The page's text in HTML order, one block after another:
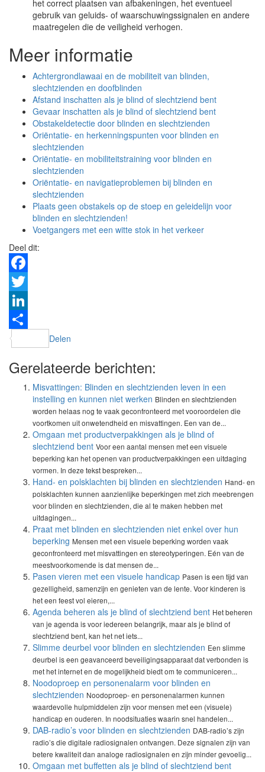
het correct plaatsen van afbakeningen, het eventueel
gebruik van geluids- of waarschuwingssignalen en andere
maatregelen die de veiligheid verhogen.
Meer informatie
Achtergrondlawaai en de mobiliteit van blinden,
slechtzienden en doofblinden
Afstand inschatten als je blind of slechtziend bent
Gevaar inschatten als je blind of slechtziend bent
Obstakeldetectie door blinden en slechtzienden
Oriëntatie- en herkenningspunten voor blinden en
slechtzienden
Oriëntatie- en mobiliteitstraining voor blinden en
slechtzienden
Oriëntatie- en navigatieproblemen bij blinden en
slechtzienden
Plaats geen obstakels op de stoep en geleidelijn voor
blinden en slechtzienden!
Voetgangers met een witte stok in het verkeer
Deel dit:
Facebook
Twitter
LinkedIn
Delen
Gerelateerde berichten:
Misvattingen: Blinden en slechtzienden leven in een
instelling en kunnen niet werken Blinden en slechtzienden
worden helaas nog te vaak geconfronteerd met vooroordelen die
voortkomen uit onwetendheid en misvattingen. Een van de...
Omgaan met productverpakkingen als je blind of
slechtziend bent Voor een aantal mensen met een visuele
beperking kan het openen van productverpakkingen een uitdaging
vormen. In deze tekst bespreken...
Hand- en polsklachten bij blinden en slechtzienden Hand- en
polsklachten kunnen aanzienlijke beperkingen met zich meebrengen
voor blinden en slechtzienden, die al te maken hebben met
uitdagingen...
Praat met blinden en slechtzienden niet enkel over hun
beperking Mensen met een visuele beperking worden vaak
geconfronteerd met misvattingen en stereotyperingen. Eén van de
meestvoorkomende is dat mensen de...
Pasen vieren met een visuele handicap Pasen is een tijd van
gezelligheid, samenzijn en genieten van de lente. Voor kinderen is
het een feest vol eieren,...
Agenda beheren als je blind of slechtziend bent Het beheren
van je agenda is voor iedereen belangrijk, maar als je blind of
slechtziend bent, kan het net iets...
Slimme deurbel voor blinden en slechtzienden Een slimme
deurbel is een geavanceerd beveiligingsapparaat dat verbonden is
met het internet en de mogelijkheid biedt om te communiceren...
Noodoproep en personenalarm voor blinden en
slechtzienden Noodoproep- en personenalarmen kunnen
waardevolle hulpmiddelen zijn voor mensen met een (visuele)
handicap en ouderen. In noodsituaties waarin snel handelen...
DAB-radio’s voor blinden en slechtzienden DAB-radio’s zijn
radio’s die digitale radiosignalen ontvangen. Deze signalen zijn van
betere kwaliteit dan analoge radiosignalen en zijn minder gevoelig...
Omgaan met buffetten als je blind of slechtziend bent